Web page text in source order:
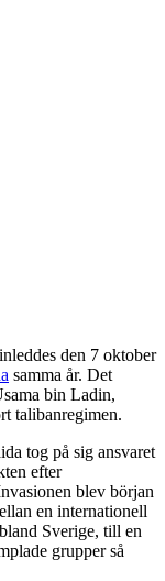
den 7 oktober
samma år. Det
bin Ladin,
talibanregimen.
tog på sig ansvaret
efter
blev början
en internationell
Sverige, till en
grupper så